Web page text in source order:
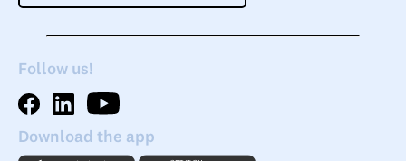
Follow us!
Download the app